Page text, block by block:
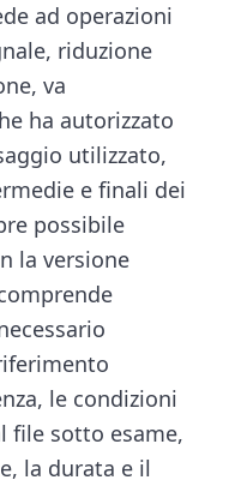
ad operazioni
riduzione
va
ha autorizzato
utilizzato,
e finali dei
possibile
la versione
le condizioni
file sotto esame,
la durata e il